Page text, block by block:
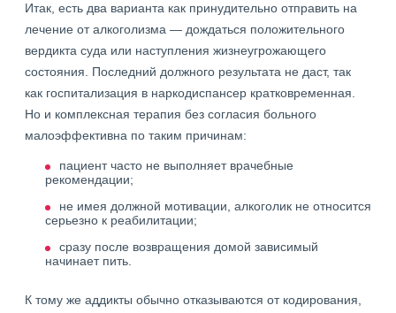
Итак, есть два варианта как принудительно отправить на
лечение от алкоголизма — дождаться положительного
вердикта суда или наступления жизнеугрожающего
состояния. Последний должного результата не даст, так
как госпитализация в наркодиспансер кратковременная.
Но и комплексная терапия без согласия больного
малоэффективна по таким причинам:
пациент часто не выполняет врачебные
рекомендации;
не имея должной мотивации, алкоголик не относится
серьезно к реабилитации;
сразу после возвращения домой зависимый
начинает пить.
К тому же аддикты обычно отказываются от кодирования,